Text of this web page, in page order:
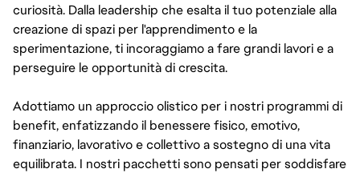
curiosità. Dalla leadership che esalta il tuo potenziale alla
creazione di spazi per l'apprendimento e la
sperimentazione, ti incoraggiamo a fare grandi lavori e a
perseguire le opportunità di crescita.
Adottiamo un approccio olistico per i nostri programmi di
benefit, enfatizzando il benessere fisico, emotivo,
finanziario, lavorativo e collettivo a sostegno di una vita
equilibrata. I nostri pacchetti sono pensati per soddisfare